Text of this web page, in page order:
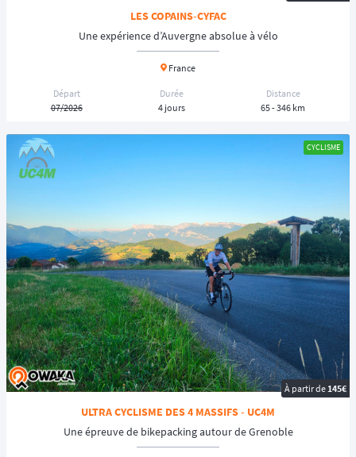
LES COPAINS-CYFAC
Une expérience d’Auvergne absolue à vélo
France
Départ
07/2026
Durée
4 jours
Distance
65 - 346 km
CYCLISME
À partir de 145€
ULTRA CYCLISME DES 4 MASSIFS - UC4M
Une épreuve de bikepacking autour de Grenoble